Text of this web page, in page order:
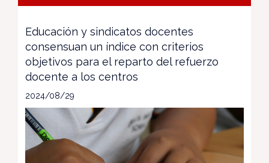
Educación y sindicatos docentes
consensuan un índice con criterios
objetivos para el reparto del refuerzo
docente a los centros
2024/08/29